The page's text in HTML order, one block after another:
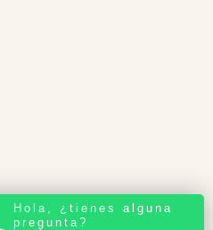
Hola, ¿tienes alguna
pregunta?